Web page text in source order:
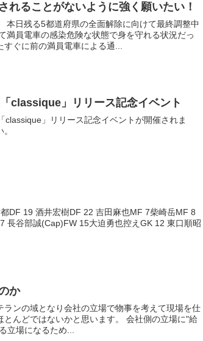
れることがないように強く願いたい！
本日残る5都道府県の全面解除に向けて最終調整中
満員電車の感染危険な状態で身を守れる状況だっ
ぐに前の満員電車による通...
classique」リリース記念イベント
」リリース記念イベントが開催されま
DF 19 酒井宏樹DF 22 吉田麻也MF 7柴崎岳MF 8
長谷部誠(Cap)FW 15大迫勇也控えGK 12 東口順昭
か
ンの域となり会社の立場で物事を考えて現場を仕
んどではないかと思います。 会社側の立場に"給
立場になるため...